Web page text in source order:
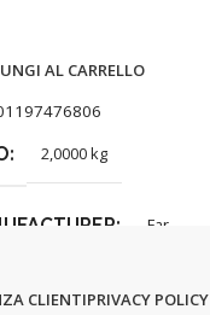
AL CARRELLO
2,0000 kg
Far
CLIENTIPRIVACY POLICY